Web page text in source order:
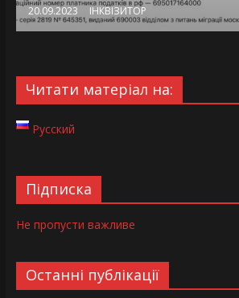
20.09.2023 ІНКВІЗИТОР
Читати матеріал на:
Русский
Підписка
Не пропусти важливе
Останні публікації